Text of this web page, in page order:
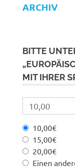
ARCHIV
BITTE
MIT IHRER
10,00€
15,00€
20,00€
Einen